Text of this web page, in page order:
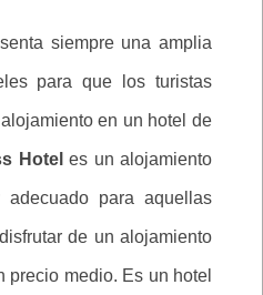
siempre una amplia
para que los turistas
en un hotel de
Hotel es un alojamiento
para aquellas
de un alojamiento
precio medio. Es un hotel